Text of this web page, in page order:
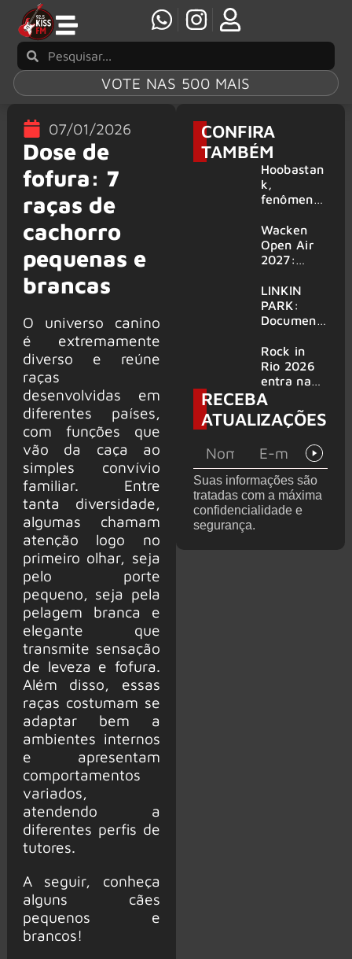
VOTE NAS 500 MAIS
07/01/2026
Dose de
fofura: 7
raças de
cachorro
pequenas e
brancas
O universo canino
é extremamente
diverso e reúne
raças
desenvolvidas em
diferentes países,
com funções que
vão da caça ao
simples convívio
familiar. Entre
tanta diversidade,
algumas chamam
atenção logo no
primeiro olhar, seja
pelo porte
pequeno, seja pela
pelagem branca e
elegante que
transmite sensação
de leveza e fofura.
Além disso, essas
raças costumam se
adaptar bem a
ambientes internos
e apresentam
comportamentos
variados,
atendendo a
diferentes perfis de
tutores.
A seguir, conheça
alguns cães
pequenos e
brancos!
CONFIRA
TAMBÉM
Hoobastan
k,
fenômeno
rock anos
2000,
volta ao
6 shows
Wacken
Open Air
2027:
amplia
line-up e
já
mais de 50
bandas
LINKIN
PARK:
Document
‘Unshatter’
e álbum ao
vivo são
anunciados
Rock in
Rio 2026
entra na
reta final
com
Cidade do
montagem
acelerada
e line-up
completo
confirmad
RECEBA
ATUALIZAÇÕES
Suas informações são
tratadas com a máxima
confidencialidade e
segurança.